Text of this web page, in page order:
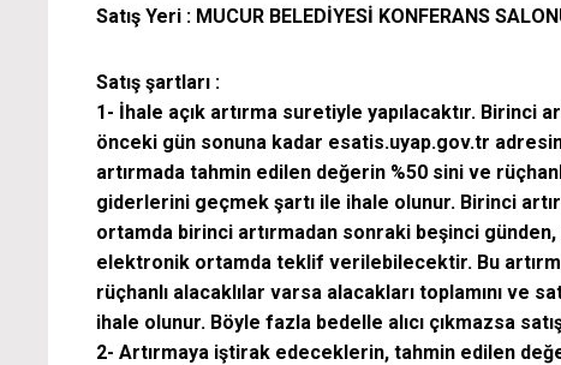
Satış Yeri : MUCUR BELEDİYESİ KONFERANS
Satış şartları :
1- İhale açık artırma suretiyle yapılacaktır. Birinci
önceki gün sonuna kadar esatis.uyap.gov.tr
artırmada tahmin edilen değerin %50 sini ve
giderlerini geçmek şartı ile ihale olunur. Birinci
ortamda birinci artırmadan sonraki beşinci
elektronik ortamda teklif verilebilecektir. Bu
rüçhanlı alacaklılar varsa alacakları toplamını ve
ihale olunur. Böyle fazla bedelle alıcı çıkmazsa
2- Artırmaya iştirak edeceklerin, tahmin edilen